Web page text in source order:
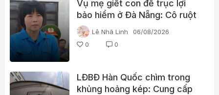
Vụ mẹ giết con để trục lợi
bảo hiểm ở Đà Nẵng: Cô ruột
phát hiện dấu hiệu bất thường
Lê Nhã Linh
06/08/2026
0
0
LĐBĐ Hàn Quốc chìm trong
khủng hoảng kép: Cung cấp